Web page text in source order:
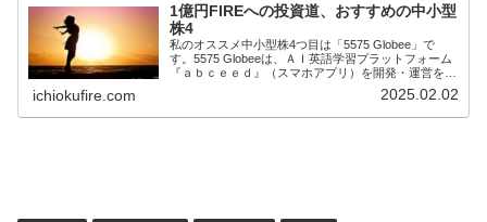
1億円FIREへの投資道、おすすめの中小型
株4
私のオススメ中小型株4つ目は「5575 Globee」で
す。5575 Globeeは、ＡＩ英語学習プラットフォーム
『ａｂｃｅｅｄ』（スマホアプリ）を開発・運営を行
っている会社です。4年で売上高4倍以上、営業利益は
ichiokufire.com 2025.02.02